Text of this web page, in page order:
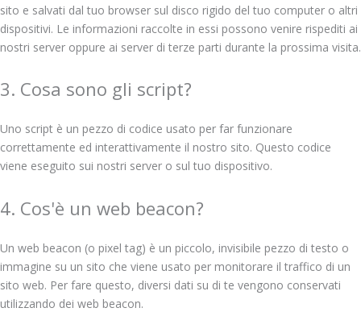
sito e salvati dal tuo browser sul disco rigido del tuo computer o altri
dispositivi. Le informazioni raccolte in essi possono venire rispediti ai
nostri server oppure ai server di terze parti durante la prossima visita.
3. Cosa sono gli script?
Uno script è un pezzo di codice usato per far funzionare
correttamente ed interattivamente il nostro sito. Questo codice
viene eseguito sui nostri server o sul tuo dispositivo.
4. Cos'è un web beacon?
Un web beacon (o pixel tag) è un piccolo, invisibile pezzo di testo o
immagine su un sito che viene usato per monitorare il traffico di un
sito web. Per fare questo, diversi dati su di te vengono conservati
utilizzando dei web beacon.